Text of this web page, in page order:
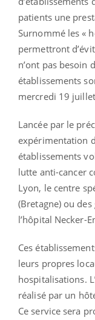
patients une
Surnommé les «
permettront
n’ont pas besoin
établissements
mercredi 19
Lancée par le
expérimentation
établissements
lutte anti-cancer
Lyon, le centre
(Bretagne) ou
l’hôpital Necker-
Ces
leurs propres
hospitalisations.
réalisé par un
Ce service sera